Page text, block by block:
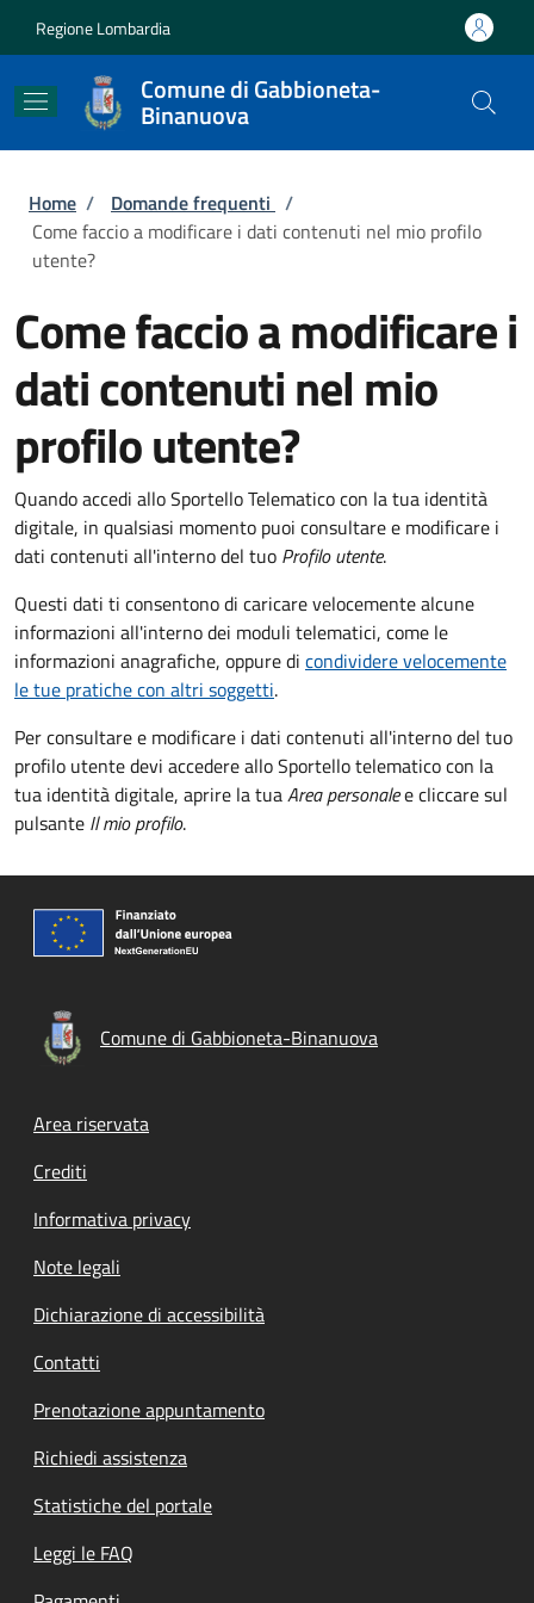
Regione Lombardia
Comune di Gabbioneta-
Binanuova
Briciole di pane
Home / Domande frequenti /
Come faccio a modificare i dati contenuti nel mio profilo
utente?
Come faccio a modificare i
dati contenuti nel mio
profilo utente?
Quando accedi allo Sportello Telematico con la tua identità
digitale, in qualsiasi momento puoi consultare e modificare i
dati contenuti all'interno del tuo Profilo utente.
Questi dati ti consentono di caricare velocemente alcune
informazioni all'interno dei moduli telematici, come le
informazioni anagrafiche, oppure di condividere velocemente
le tue pratiche con altri soggetti.
Per consultare e modificare i dati contenuti all'interno del tuo
profilo utente devi accedere allo Sportello telematico con la
tua identità digitale, aprire la tuaArea personalee cliccare sul
pulsante Il mio profilo.
Comune di Gabbioneta-Binanuova
Footer menu
Area riservata
Crediti
Informativa privacy
Note legali
Dichiarazione di accessibilità
Contatti
Prenotazione appuntamento
Richiedi assistenza
Statistiche del portale
Leggi le FAQ